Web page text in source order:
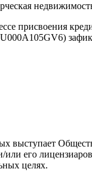
присвоения
выступает
его
целях.